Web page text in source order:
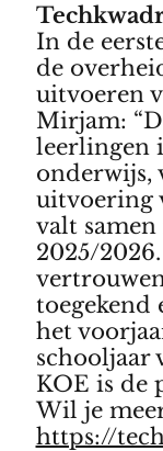
In de
de
uitvoeren
Mirjam:
leerlingen
onderwijs,
uitvoering
valt
2025/
toegekend
het
schooljaar
KOE is de
Wil je
https://